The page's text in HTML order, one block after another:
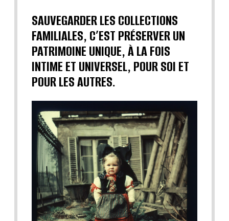
SAUVEGARDER LES COLLECTIONS
FAMILIALES, C’EST PRÉSERVER UN
PATRIMOINE UNIQUE, À LA FOIS
INTIME ET UNIVERSEL, POUR SOI ET
POUR LES AUTRES.